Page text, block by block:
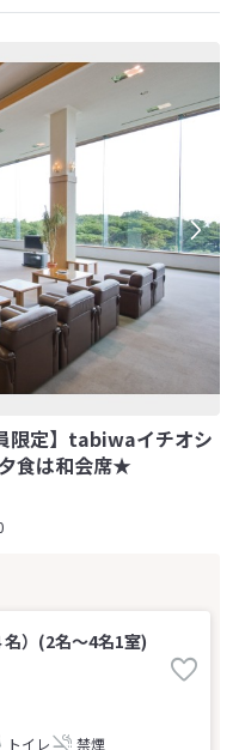
限定】tabiwaイチオシ
食は和会席★
名）(2名～4名1室)
トイレ 禁煙